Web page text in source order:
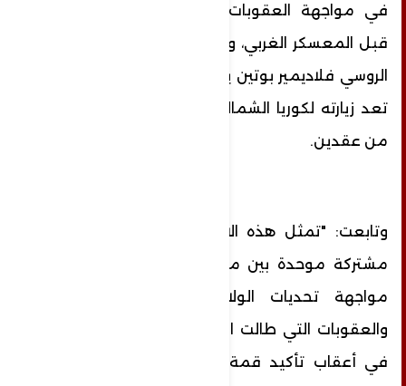
في مواجهة العقوبات المفروضة عليها من
قبل المعسكر الغربي، وهو ما يتضح أن الرئيس
الروسي فلاديمير بوتين يقدره بشكل واضح حيث
تعد زيارته لكوريا الشمالية هي الأولى منذ أكثر
من عقدين.
وتابعت: "تمثل هذه الاتفاقية تأسيساً لجبهة
مشتركة موحدة بين موسكو وبيونغ يانغ في
مواجهة تحديات الولايات المتحدة والغرب
والعقوبات التي طالت الدولتين، حيث يأتي ذلك
في أعقاب تأكيد قمة مجموعة السبع على